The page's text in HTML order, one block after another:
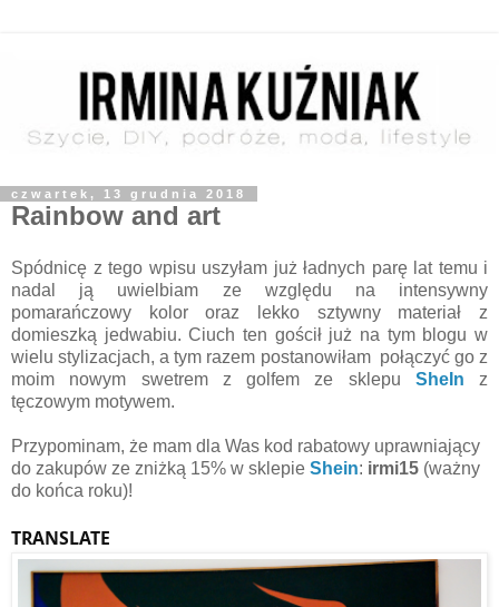
czwartek, 13 grudnia 2018
Rainbow and art
Spódnicę z tego wpisu uszyłam już ładnych parę lat temu i
nadal ją uwielbiam ze względu na intensywny
pomarańczowy kolor oraz lekko sztywny materiał z
domieszką jedwabiu. Ciuch ten gościł już na tym blogu w
wielu stylizacjach, a tym razem postanowiłam połączyć go z
moim nowym swetrem z golfem ze sklepu SheIn z
tęczowym motywem.
Przypominam, że mam dla Was kod rabatowy uprawniający
do zakupów ze zniżką 15% w sklepie Shein: irmi15 (ważny
do końca roku)!
TRANSLATE